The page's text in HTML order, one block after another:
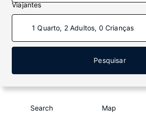
Viajantes
1 Quarto, 2 Adultos, 0 Crianças
Pesquisar
Search Map